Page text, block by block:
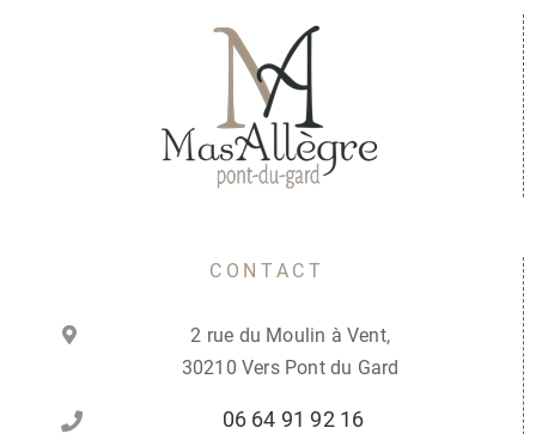
CONTACT
2 rue du Moulin à Vent,
30210 Vers Pont du Gard
06 64 91 92 16